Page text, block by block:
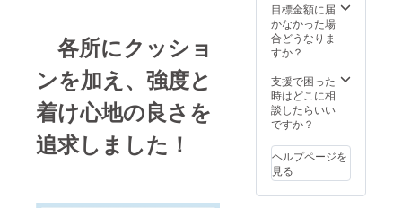
各所にクッショ
ンを加え、強度と
着け心地の良さを
追求しました！
目標金額に届
かなかった場
合どうなりま
すか？
支援で困った
時はどこに相
談したらいい
ですか？
ヘルプページを
見る